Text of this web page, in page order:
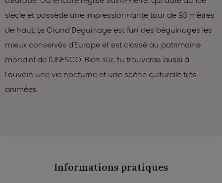
siècle et possède une impressionnante tour de 93 mètres
de haut. Le Grand Béguinage est l'un des béguinages les
mieux conservés d'Europe et est classé au patrimoine
mondial de l'UNESCO. Bien sûr, tu trouveras aussi à
Louvain une vie nocturne et une scène culturelle très
animées.
Informations pratiques